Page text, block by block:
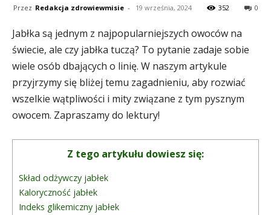
Przez Redakcja zdrowiewmisie - 19 września, 2024 352 0
Jabłka są jednym z najpopularniejszych owoców na
świecie, ale czy jabłka tuczą? To pytanie zadaje sobie
wiele osób dbających o linię. W naszym artykule
przyjrzymy się bliżej temu zagadnieniu, aby rozwiać
wszelkie wątpliwości i mity związane z tym pysznym
owocem. Zapraszamy do lektury!
Z tego artykułu dowiesz się:
Skład odżywczy jabłek
Kaloryczność jabłek
Indeks glikemiczny jabłek